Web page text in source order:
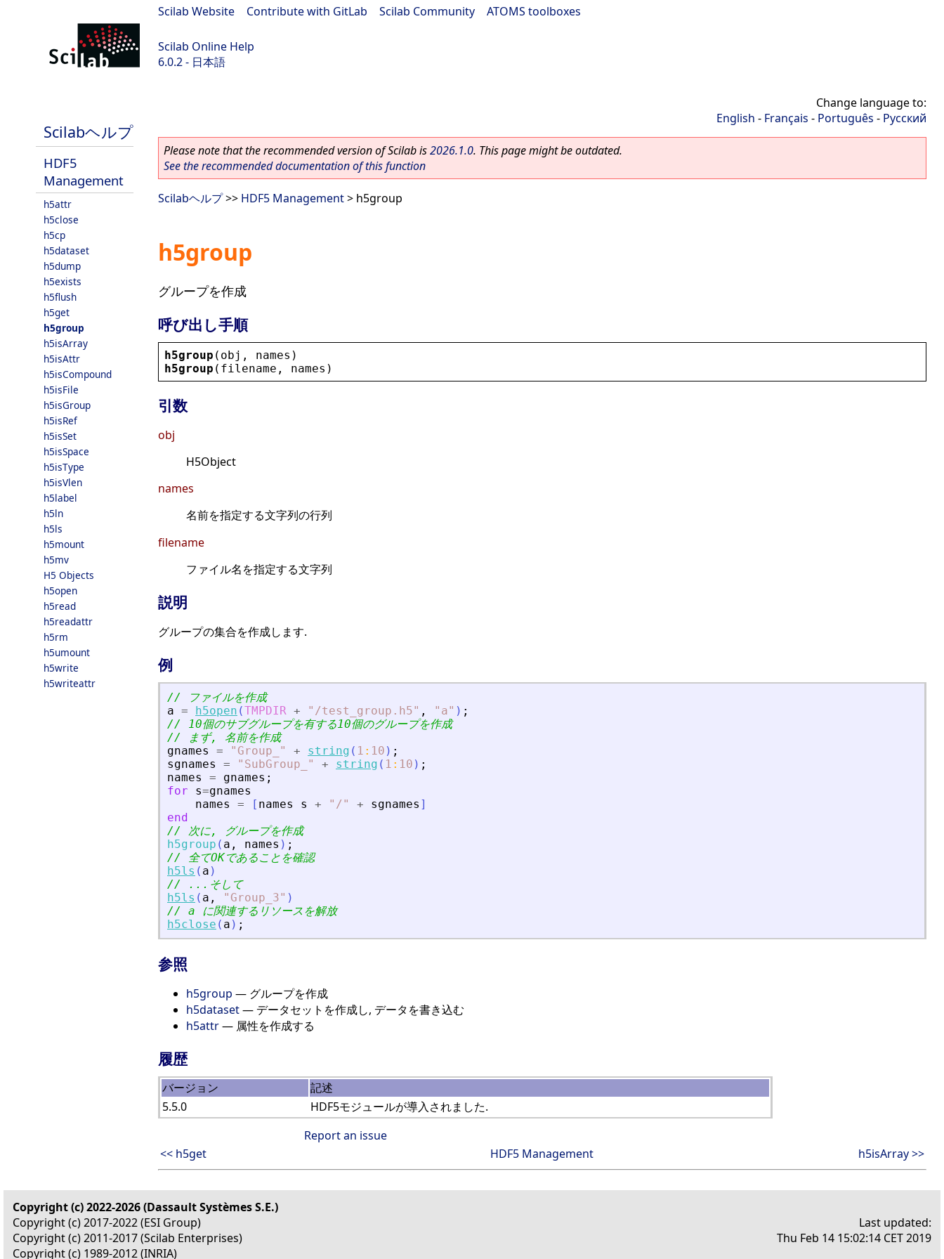
Scilab Website Contribute with GitLab Scilab Community ATOMS toolboxes
Scilab Online Help
6.0.2 - 日本語
Scilabヘルプ
HDF5
Management
h5attr
h5close
h5cp
h5dataset
h5dump
h5exists
h5flush
h5get
h5group
h5isArray
h5isAttr
h5isCompound
h5isFile
h5isGroup
h5isRef
h5isSet
h5isSpace
h5isType
h5isVlen
h5label
h5ln
h5ls
h5mount
h5mv
H5 Objects
h5open
h5read
h5readattr
h5rm
h5umount
h5write
h5writeattr
Change language to:
English - Français - Português - Русский
Please note that the recommended version of Scilab is2026.1.0. This page might be outdated.
See the recommended documentation of this function
Scilabヘルプ>> HDF5 Management> h5group
h5group
グループを作成
呼び出し手順
h5group ( obj , names )
h5group ( filename , names )
引数
obj
H5Object
names
名前を指定する文字列の行列
filename
ファイル名を指定する文字列
説明
グループの集合を作成します.
例
// ファイルを作成
a = h5open (TMPDIR + " /test_group.h5" , " a" ) ;
// 10個のサブグループを有する10個のグループを作成
// まず, 名前を作成
gnames
= " Group_ " + string ( 1 : 10 ) ;
sgnames
= " SubGroup_ " + string ( 1 : 10 ) ;
names
= gnames ;
for
s=gnames
names
= [ names s + " / " + sgnames ]
end
// 次に, グループを作成
h5group ( a , names ) ;
// 全てOKであることを確認
h5ls ( a )
// ...そして
h5ls ( a , " Group_3" )
// a に関連するリソースを解放
h5close ( a ) ;
参照
h5group — グループを作成
h5dataset— データセットを作成し, データを書き込む
h5attr— 属性を作成する
履歴
バージョン
記述
5.5.0
HDF5モジュールが導入されました.
Report an issue
<< h5get
HDF5 Management h5isArray >>
Copyright (c) 2022-2026 (Dassault Systèmes S.E.)
Copyright (c) 2017-2022 (ESI Group)
Copyright (c) 2011-2017 (Scilab Enterprises)
Copyright (c) 1989-2012 (INRIA)
Last updated:
Thu Feb 14 15:02:14 CET 2019